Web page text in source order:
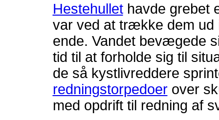
Hestehullethavde grebet
var ved at trække dem ud
ende. Vandet bevægede
tid til at forholde sig til
de så kystlivreddere
redningstorpedoerover
med opdrift til redning af